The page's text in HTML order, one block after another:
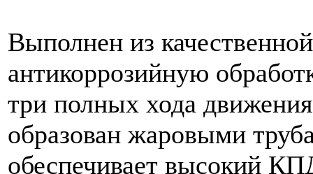
Выполнен из
антикоррозийную
три полных хода
образован жаровыми
обеспечивает высокий